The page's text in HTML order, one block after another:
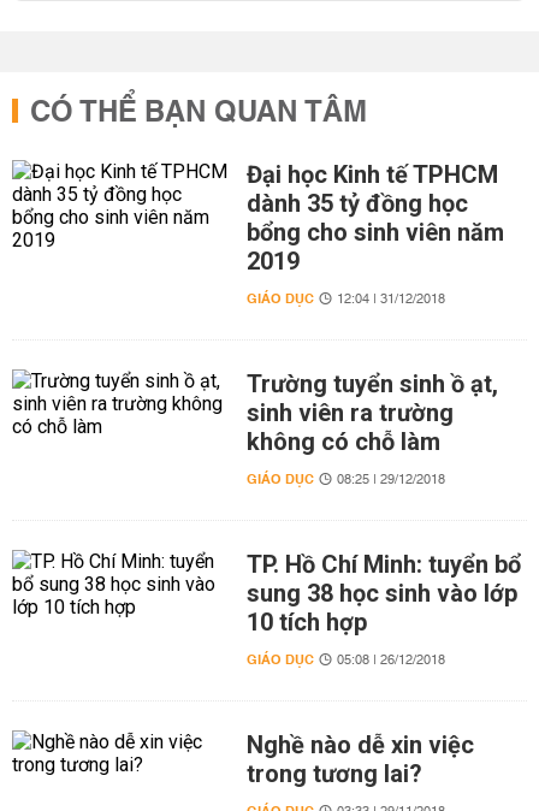
CÓ THỂ BẠN QUAN TÂM
Đại học Kinh tế TPHCM
dành 35 tỷ đồng học
bổng cho sinh viên năm
2019
GIÁO DỤC 12:04 | 31/12/2018
Trường tuyển sinh ồ ạt,
sinh viên ra trường
không có chỗ làm
GIÁO DỤC 08:25 | 29/12/2018
TP. Hồ Chí Minh: tuyển bổ
sung 38 học sinh vào lớp
10 tích hợp
GIÁO DỤC 05:08 | 26/12/2018
Nghề nào dễ xin việc
trong tương lai?